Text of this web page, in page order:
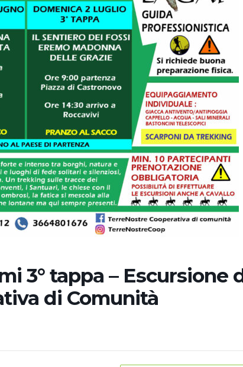
3° tappa – Escursione
di Comunità